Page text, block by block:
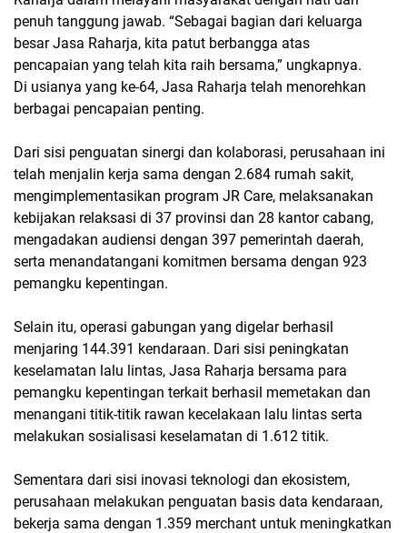
penuh tanggung jawab. “Sebagai bagian dari keluarga
besar Jasa Raharja, kita patut berbangga atas
pencapaian yang telah kita raih bersama,” ungkapnya.
Di usianya yang ke-64, Jasa Raharja telah menorehkan
berbagai pencapaian penting.
Dari sisi penguatan sinergi dan kolaborasi, perusahaan ini
telah menjalin kerja sama dengan 2.684 rumah sakit,
mengimplementasikan program JR Care, melaksanakan
kebijakan relaksasi di 37 provinsi dan 28 kantor cabang,
mengadakan audiensi dengan 397 pemerintah daerah,
serta menandatangani komitmen bersama dengan 923
pemangku kepentingan.
Selain itu, operasi gabungan yang digelar berhasil
menjaring 144.391 kendaraan. Dari sisi peningkatan
keselamatan lalu lintas, Jasa Raharja bersama para
pemangku kepentingan terkait berhasil memetakan dan
menangani titik-titik rawan kecelakaan lalu lintas serta
melakukan sosialisasi keselamatan di 1.612 titik.
Sementara dari sisi inovasi teknologi dan ekosistem,
perusahaan melakukan penguatan basis data kendaraan,
bekerja sama dengan 1.359 merchant untuk meningkatkan